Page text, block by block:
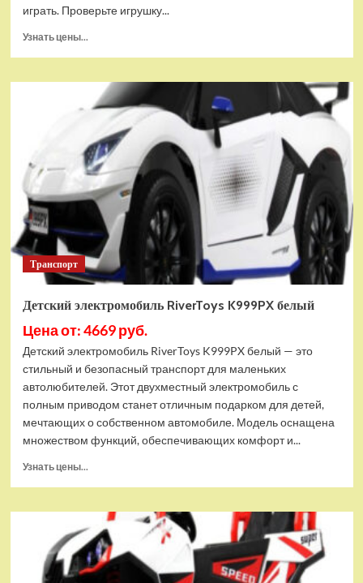
играть. Проверьте игрушку...
Узнать цены...
Тянущаяся
игрушка
Гуджитсу
и
Гигабивень
Водная
Атака
Транспорт
Детский электромобиль RiverToys K999PX белый
Цена от: 4669 руб.
Детский электромобиль RiverToys K999PX белый — это
стильный и безопасный транспорт для маленьких
автолюбителей. Этот двухместный электромобиль с
полным приводом станет отличным подарком для детей,
мечтающих о собственном автомобиле. Модель оснащена
множеством функций, обеспечивающих комфорт и...
Узнать цены...
Детский
электромобиль
RiverToys
K999PX
белый